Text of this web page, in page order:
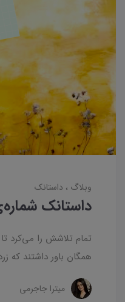
وبلاگ داستانک‌
داستانک شماره‌ی ۴۱ |
تمام تلاشش را می‌کرد
همگان باور داشتند که
میترا جاجرمی